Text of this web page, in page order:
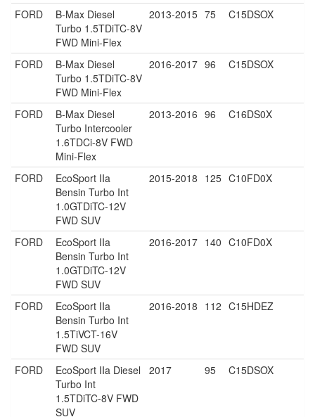
FORD
B-Max Diesel
Turbo 1.5TDiTC-8V
FWD Mini-Flex
2013-2015 75 C15DSOX
FORD
B-Max Diesel
Turbo 1.5TDiTC-8V
FWD Mini-Flex
2016-2017 96 C15DSOX
FORD
B-Max Diesel
Turbo Intercooler
1.6TDCi-8V FWD
Mini-Flex
2013-2016 96 C16DS0X
FORD
EcoSport IIa
Bensin Turbo Int
1.0GTDiTC-12V
FWD SUV
2015-2018 125 C10FD0X
FORD
EcoSport IIa
Bensin Turbo Int
1.0GTDiTC-12V
FWD SUV
2016-2017 140 C10FD0X
FORD
EcoSport IIa
Bensin Turbo Int
1.5TiVCT-16V
FWD SUV
2016-2018 112 C15HDEZ
FORD
EcoSport IIa Diesel
Turbo Int
1.5TDiTC-8V FWD
SUV
2017 95 C15DSOX